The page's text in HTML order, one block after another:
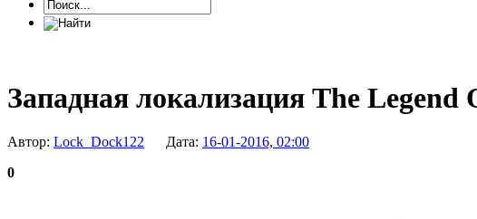
Западная локализация The
Автор: Lock_Dock122 Дата: 16-01-2016, 02:00
0